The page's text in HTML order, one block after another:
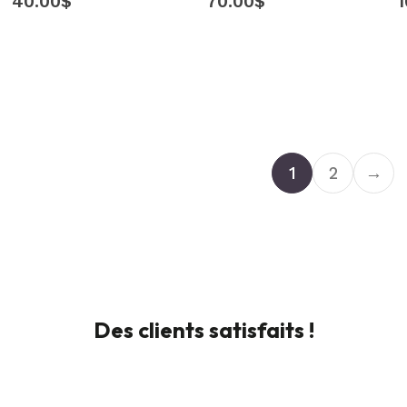
1 2 →
Des clients satisfaits !